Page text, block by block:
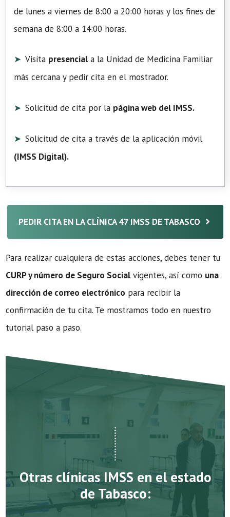
de lunes a viernes de 8:00 a 20:00 horas y los fines de
semana de 8:00 a 14:00 horas.
Visita presencial a la Unidad de Medicina Familiar
más cercana y pedir cita en el mostrador.
Solicitud de cita por la página web del IMSS.
Solicitud de cita a través de la aplicación móvil
(IMSS Digital).
PEDIR CITA EN LA CLÍNICA 47 IMSS DE TABASCO
Para realizar cualquiera de estas acciones, debes tener tu
CURP y número de Seguro Social vigentes, así como una
dirección de correo electrónico para recibir la
confirmación de tu cita. Te mostramos todo en nuestro
tutorial paso a paso.
Otras clínicas IMSS en el estado
de Tabasco: